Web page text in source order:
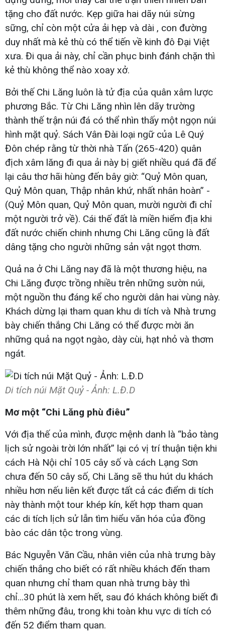
tặng cho đất nước. Kẹp giữa hai dãy núi sừng
sững, chỉ còn một cửa ải hẹp và dài , con đường
duy nhất mà kẻ thù có thể tiến về kinh đô Đại Việt
xưa. Đi qua ải này, chỉ cần phục binh đánh chặn thì
kẻ thù không thể nào xoay xở.
Bởi thế Chi Lăng luôn là tử địa của quân xâm lược
phương Bắc. Từ Chi Lăng nhìn lên dãy trường
thành thế trận núi đá có thể nhìn thấy một ngọn núi
hình mặt quỷ. Sách Vân Đài loại ngữ của Lê Quý
Đôn chép rằng từ thời nhà Tấn (265-420) quân
địch xâm lăng đi qua ải này bị giết nhiều quá đã để
lại câu thơ hãi hùng đến bây giờ: “Quỷ Môn quan,
Quỷ Môn quan, Thập nhân khứ, nhất nhân hoàn” -
(Quỷ Môn quan, Quỷ Môn quan, mười người đi chỉ
một người trở về). Cái thế đất là miền hiểm địa khi
đất nước chiến chinh nhưng Chi Lăng cũng là đất
dâng tặng cho người những sản vật ngọt thơm.
Quả na ở Chi Lăng nay đã là một thương hiệu, na
Chi Lăng được trồng nhiều trên những sườn núi,
một nguồn thu đáng kể cho người dân hai vùng này.
Khách dừng lại tham quan khu di tích và Nhà trưng
bày chiến thắng Chi Lăng có thể được mời ăn
những quả na ngọt ngào, dày cùi, hạt nhỏ và thơm
ngát.
Di tích núi Mặt Quỷ - Ảnh: L.Đ.D
Mơ một “Chi Lăng phù điêu”
Với địa thế của mình, được mệnh danh là “bảo tàng
lịch sử ngoài trời lớn nhất” lại có vị trí thuận tiện khi
cách Hà Nội chỉ 105 cây số và cách Lạng Sơn
chưa đến 50 cây số, Chi Lăng sẽ thu hút du khách
nhiều hơn nếu liên kết được tất cả các điểm di tích
này thành một tour khép kín, kết hợp tham quan
các di tích lịch sử lẫn tìm hiểu văn hóa của đồng
bào các dân tộc trong vùng.
Bác Nguyễn Văn Cầu, nhân viên của nhà trưng bày
chiến thắng cho biết có rất nhiều khách đến tham
quan nhưng chỉ tham quan nhà trưng bày thì
chỉ...30 phút là xem hết, sau đó khách không biết đi
thêm những đâu, trong khi toàn khu vực di tích có
đến 52 điểm tham quan.